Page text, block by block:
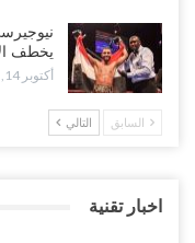
يخطف
أكتوبر 14, 2024
السابق التالي
اخبار تقنية